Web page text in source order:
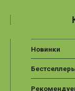
Новинки